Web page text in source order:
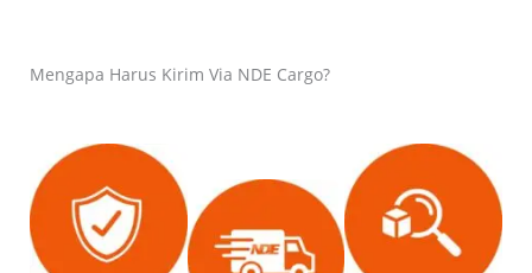
Mengapa Harus Kirim Via NDE Cargo?